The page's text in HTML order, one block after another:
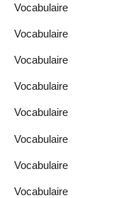
Vocabulaire
Vocabulaire
Vocabulaire
Vocabulaire
Vocabulaire
Vocabulaire
Vocabulaire
Vocabulaire